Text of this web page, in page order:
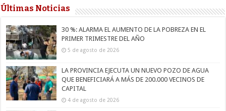
Últimas Noticias
30 %: ALARMA EL AUMENTO DE LA POBREZA EN EL
PRIMER TRIMESTRE DEL AÑO
5 de agosto de 2026
LA PROVINCIA EJECUTA UN NUEVO POZO DE AGUA
QUE BENEFICIARÁ A MÁS DE 200.000 VECINOS DE
CAPITAL
4 de agosto de 2026